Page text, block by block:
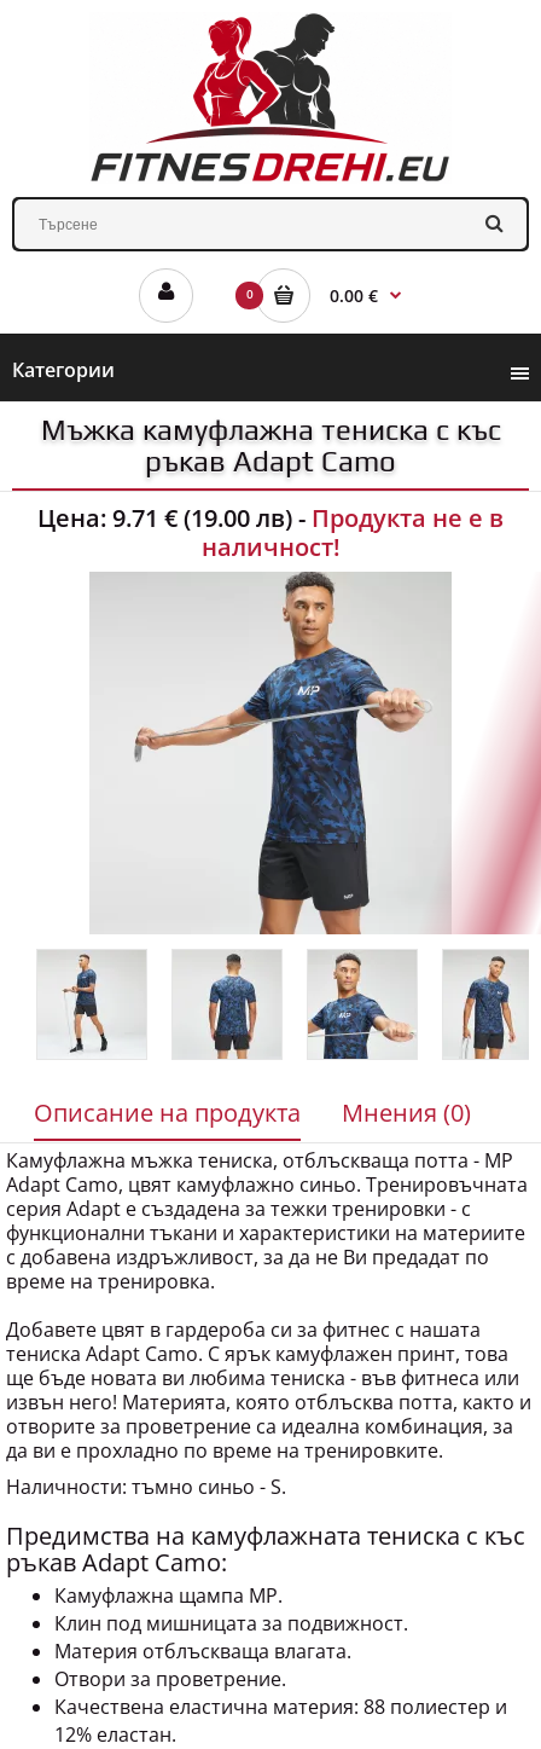
0 0.00 €
Категории
Мъжка камуфлажна тениска с къс
ръкав Adapt Camo
Цена:9.71 € (19.00 лв)- Продукта не е в
наличност!
Описание на продукта Мнения (0)
Камуфлажна мъжка тениска, отблъскваща потта - MP
Adapt Camo, цвят камуфлажно синьо. Тренировъчната
серия Adapt е създадена за тежки тренировки - с
функционални тъкани и характеристики на материите
с добавена издръжливост, за да не Ви предадат по
време на тренировка.
Добавете цвят в гардероба си за фитнес с нашата
тениска Adapt Camo. С ярък камуфлажен принт, това
ще бъде новата ви любима тениска - във фитнеса или
извън него! Материята, която отблъсква потта, както и
отворите за проветрение са идеална комбинация, за
да ви е прохладно по време на тренировките.
Наличности: тъмно синьо - S.
Предимства на камуфлажната тениска с къс
ръкав Adapt Camo:
Камуфлажна щампа MP.
Клин под мишницата за подвижност.
Материя отблъскваща влагата.
Отвори за проветрение.
Качествена еластична материя: 88 полиестер и
12% еластан.